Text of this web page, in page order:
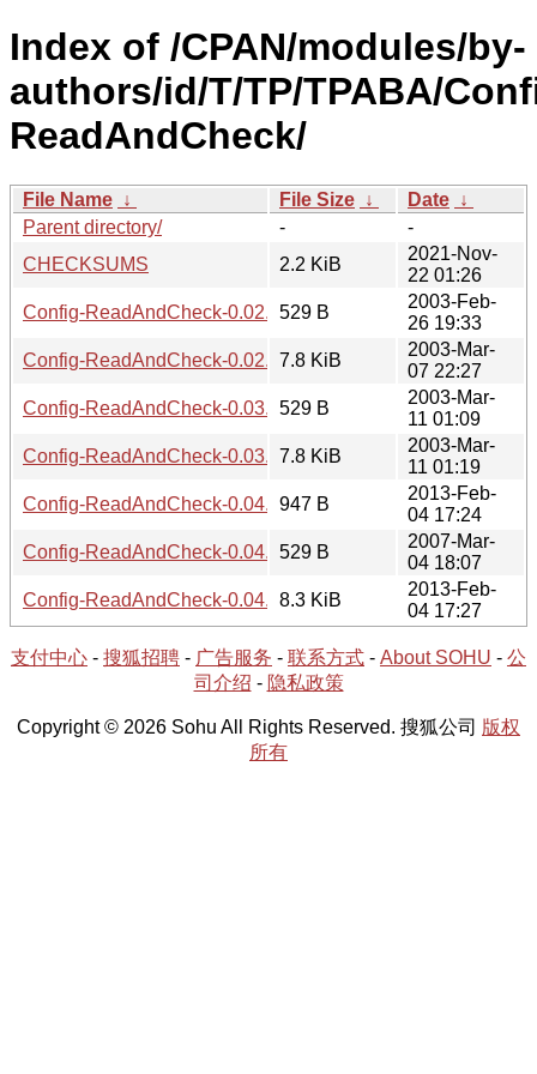
Index of /CPAN/modules/by-
authors/id/T/TP/TPABA/
ReadAndCheck/
File Name ↓ File Size ↓ Date ↓
Parent directory/
-
-
CHECKSUMS
2.2 KiB
2021-Nov-
22 01:26
Config-ReadAndCheck-0.02.readme
529 B
2003-Feb-
26 19:33
Config-ReadAndCheck-0.02.tar.gz
7.8 KiB
2003-Mar-
07 22:27
Config-ReadAndCheck-0.03.readme
529 B
2003-Mar-
11 01:09
Config-ReadAndCheck-0.03.tar.gz
7.8 KiB
2003-Mar-
11 01:19
Config-ReadAndCheck-0.04.meta
947 B
2013-Feb-
04 17:24
Config-ReadAndCheck-0.04.readme
529 B
2007-Mar-
04 18:07
Config-ReadAndCheck-0.04.tar.gz
8.3 KiB
2013-Feb-
04 17:27
支付中心 - 搜狐招聘 - 广告服务 - 联系方式 - About SOHU - 公
司介绍 - 隐私政策
Copyright © 2026 Sohu All Rights Reserved. 搜狐公司 版权
所有